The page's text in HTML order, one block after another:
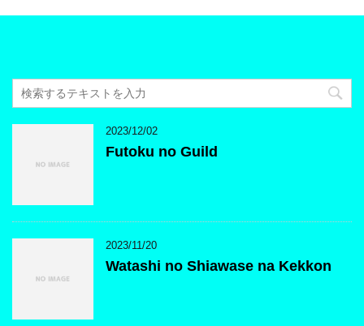
2023/12/02
Futoku no Guild
2023/11/20
Watashi no Shiawase na Kekkon